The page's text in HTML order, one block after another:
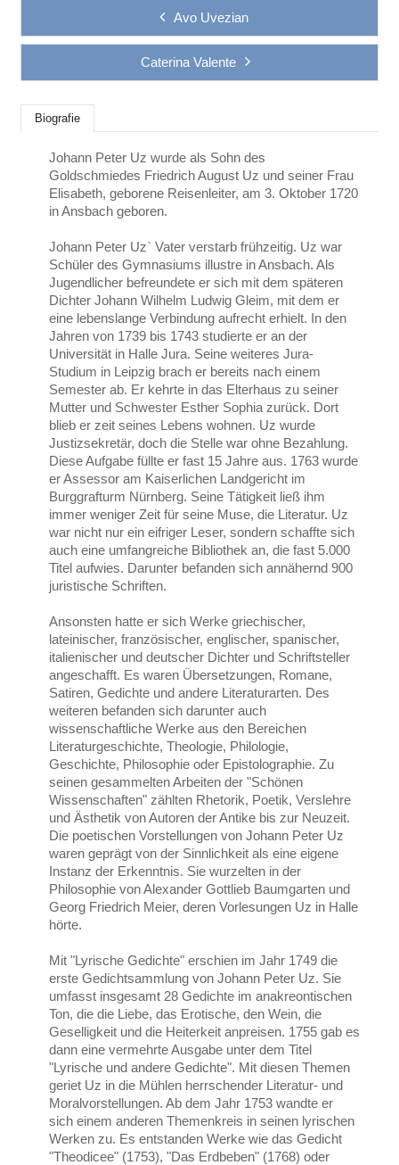
Avo Uvezian
Caterina Valente
Biografie
Johann Peter Uz wurde als Sohn des
Goldschmiedes Friedrich August Uz und seiner Frau
Elisabeth, geborene Reisenleiter, am 3. Oktober 1720
in Ansbach geboren.
Johann Peter Uz` Vater verstarb frühzeitig. Uz war
Schüler des Gymnasiums illustre in Ansbach. Als
Jugendlicher befreundete er sich mit dem späteren
Dichter Johann Wilhelm Ludwig Gleim, mit dem er
eine lebenslange Verbindung aufrecht erhielt. In den
Jahren von 1739 bis 1743 studierte er an der
Universität in Halle Jura. Seine weiteres Jura-
Studium in Leipzig brach er bereits nach einem
Semester ab. Er kehrte in das Elterhaus zu seiner
Mutter und Schwester Esther Sophia zurück. Dort
blieb er zeit seines Lebens wohnen. Uz wurde
Justizsekretär, doch die Stelle war ohne Bezahlung.
Diese Aufgabe füllte er fast 15 Jahre aus. 1763 wurde
er Assessor am Kaiserlichen Landgericht im
Burggrafturm Nürnberg. Seine Tätigkeit ließ ihm
immer weniger Zeit für seine Muse, die Literatur. Uz
war nicht nur ein eifriger Leser, sondern schaffte sich
auch eine umfangreiche Bibliothek an, die fast 5.000
Titel aufwies. Darunter befanden sich annähernd 900
juristische Schriften.
Ansonsten hatte er sich Werke griechischer,
lateinischer, französischer, englischer, spanischer,
italienischer und deutscher Dichter und Schriftsteller
angeschafft. Es waren Übersetzungen, Romane,
Satiren, Gedichte und andere Literaturarten. Des
weiteren befanden sich darunter auch
wissenschaftliche Werke aus den Bereichen
Literaturgeschichte, Theologie, Philologie,
Geschichte, Philosophie oder Epistolographie. Zu
seinen gesammelten Arbeiten der "Schönen
Wissenschaften" zählten Rhetorik, Poetik, Verslehre
und Ästhetik von Autoren der Antike bis zur Neuzeit.
Die poetischen Vorstellungen von Johann Peter Uz
waren geprägt von der Sinnlichkeit als eine eigene
Instanz der Erkenntnis. Sie wurzelten in der
Philosophie von Alexander Gottlieb Baumgarten und
Georg Friedrich Meier, deren Vorlesungen Uz in Halle
hörte.
Mit "Lyrische Gedichte" erschien im Jahr 1749 die
erste Gedichtsammlung von Johann Peter Uz. Sie
umfasst insgesamt 28 Gedichte im anakreontischen
Ton, die die Liebe, das Erotische, den Wein, die
Geselligkeit und die Heiterkeit anpreisen. 1755 gab es
dann eine vermehrte Ausgabe unter dem Titel
"Lyrische und andere Gedichte". Mit diesen Themen
geriet Uz in die Mühlen herrschender Literatur- und
Moralvorstellungen. Ab dem Jahr 1753 wandte er
sich einem anderen Themenkreis in seinen lyrischen
Werken zu. Es entstanden Werke wie das Gedicht
"Theodicee" (1753), "Das Erdbeben" (1768) oder